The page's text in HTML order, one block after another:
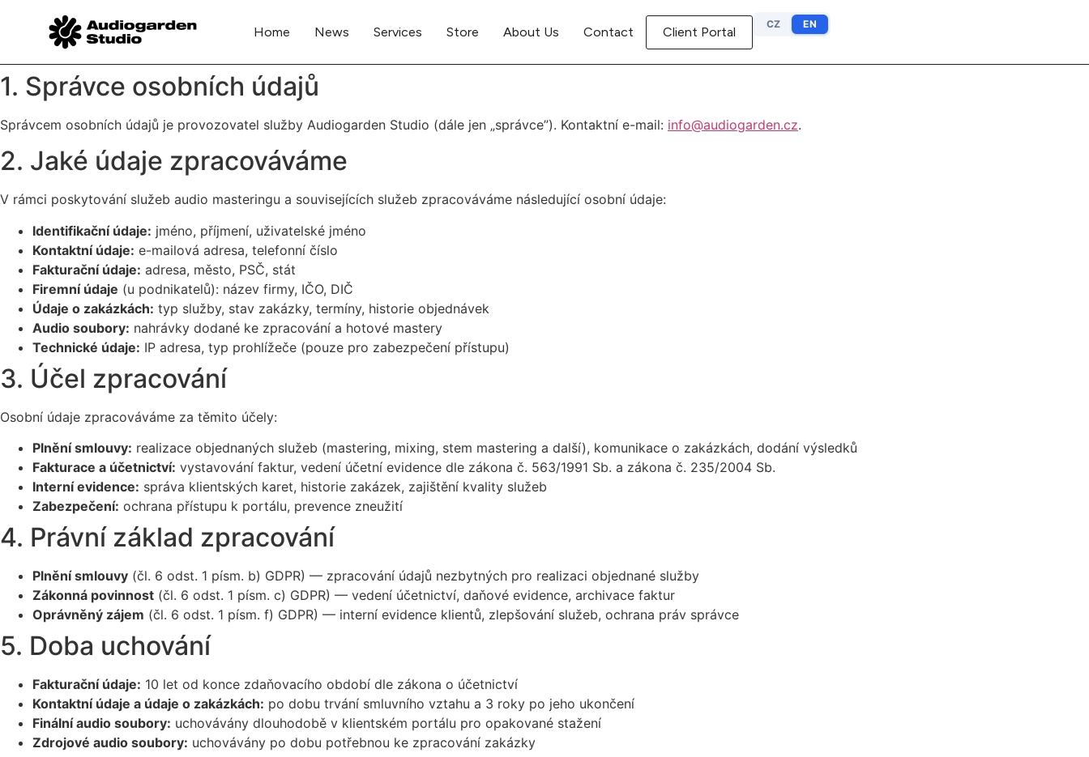
Home News Services Store About Us Contact Client Portal
CZ EN
1. Správce osobních údajů
Správcem osobních údajů je provozovatel služby Audiogarden Studio (dále jen „správce”). Kontaktní e-mail: info@audiogarden.cz.
2. Jaké údaje zpracováváme
V rámci poskytování služeb audio masteringu a souvisejících služeb zpracováváme následující osobní údaje:
Identifikační údaje: jméno, příjmení, uživatelské jméno
Kontaktní údaje: e-mailová adresa, telefonní číslo
Fakturační údaje: adresa, město, PSČ, stát
Firemní údaje (u podnikatelů): název firmy, IČO, DIČ
Údaje o zakázkách: typ služby, stav zakázky, termíny, historie objednávek
Audio soubory: nahrávky dodané ke zpracování a hotové mastery
Technické údaje: IP adresa, typ prohlížeče (pouze pro zabezpečení přístupu)
3. Účel zpracování
Osobní údaje zpracováváme za těmito účely:
Plnění smlouvy: realizace objednaných služeb (mastering, mixing, stem mastering a další), komunikace o zakázkách, dodání výsledků
Fakturace a účetnictví: vystavování faktur, vedení účetní evidence dle zákona č. 563/1991 Sb. a zákona č. 235/2004 Sb.
Interní evidence: správa klientských karet, historie zakázek, zajištění kvality služeb
Zabezpečení: ochrana přístupu k portálu, prevence zneužití
4. Právní základ zpracování
Plnění smlouvy (čl. 6 odst. 1 písm. b) GDPR) — zpracování údajů nezbytných pro realizaci objednané služby
Zákonná povinnost (čl. 6 odst. 1 písm. c) GDPR) — vedení účetnictví, daňové evidence, archivace faktur
Oprávněný zájem (čl. 6 odst. 1 písm. f) GDPR) — interní evidence klientů, zlepšování služeb, ochrana práv správce
5. Doba uchování
Fakturační údaje: 10 let od konce zdaňovacího období dle zákona o účetnictví
Kontaktní údaje a údaje o zakázkách: po dobu trvání smluvního vztahu a 3 roky po jeho ukončení
Finální audio soubory: uchovávány dlouhodobě v klientském portálu pro opakované stažení
Zdrojové audio soubory: uchovávány po dobu potřebnou ke zpracování zakázky